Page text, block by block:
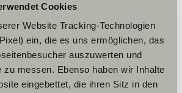
Cookies
Website Tracking-Technologien
ein, die es uns ermöglichen, das
auszuwerten und
zu messen. Ebenso haben wir Inhalte
eingebettet, die ihren Sitz in den
marketing-cookies om
de tour te bekijken.
instellingen